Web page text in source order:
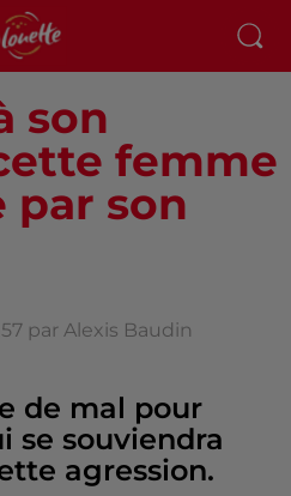
son
femme
par son
par Alexis Baudin
de mal pour
se souviendra
agression.